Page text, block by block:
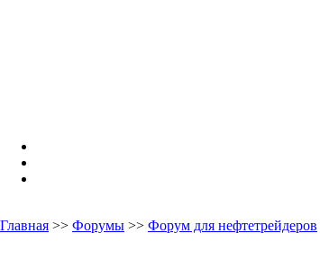
Главная >> Форумы >> Форум для нефтетрейдеров